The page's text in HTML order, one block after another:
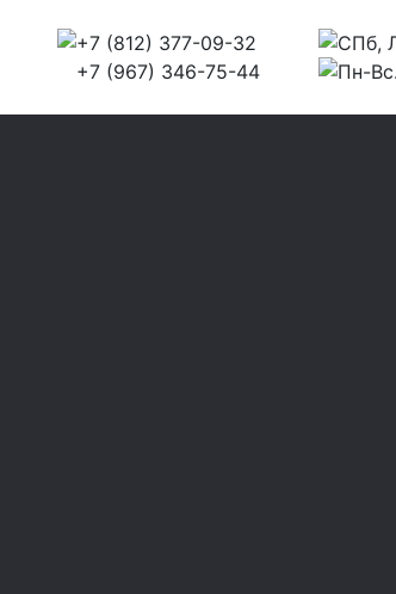
+7 (812) 377-09-32
+7 (967) 346-75-44
СПб,
Пн-